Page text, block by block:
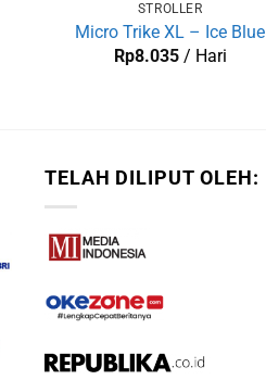
STROLLER
Micro Trike XL – Ice Blue
Rp8.035 / Hari
TELAH DILIPUT OLEH: